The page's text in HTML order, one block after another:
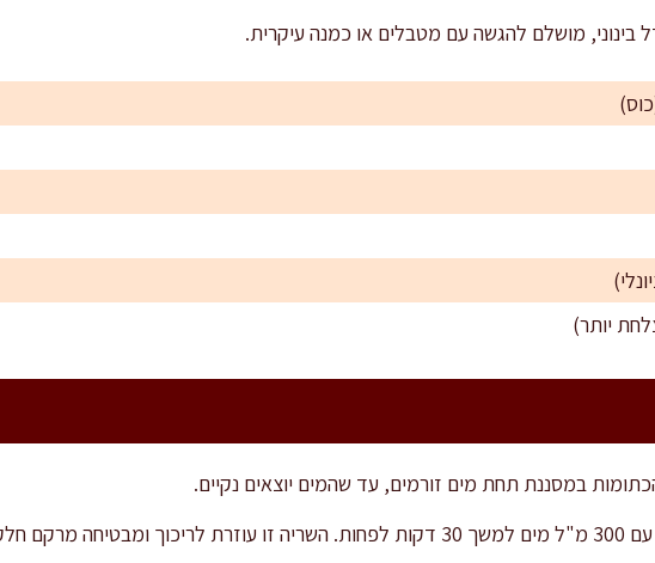
במסננת תחת מים זורמים, עד שהמים יוצאים נקיים.
הטחינה.